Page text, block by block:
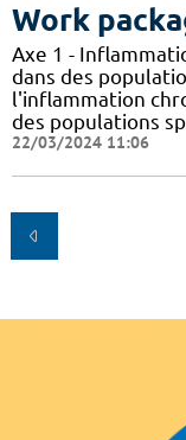
Work
Axe 1 -
dans des
l'inflammation
des populations
22/03/2024 11:06